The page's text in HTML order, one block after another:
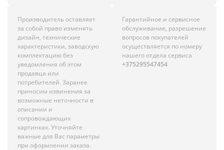
Производитель оставляет
за собой право изменять
дизайн, технические
характеристики, заводскую
комплектацию без
уведомления об этом
продавца или
потребителей. Заранее
приносим извинения за
возможные неточности в
описании и
сопровождающих
картинках. Уточняйте
важные для Вас параметры
при оформлении заказа.
Гарантийное и сервисное
обслуживание, разрешение
вопросов покупателей
осуществляется по номеру
нашего отдела сервиса
+375295547454